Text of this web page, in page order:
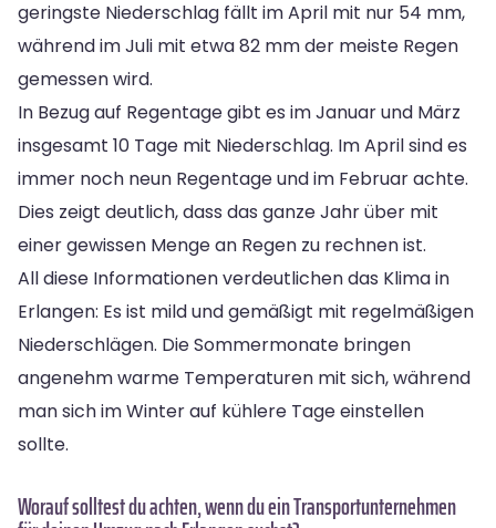
geringste Niederschlag fällt im April mit nur 54 mm,
während im Juli mit etwa 82 mm der meiste Regen
gemessen wird.
In Bezug auf Regentage gibt es im Januar und März
insgesamt 10 Tage mit Niederschlag. Im April sind es
immer noch neun Regentage und im Februar achte.
Dies zeigt deutlich, dass das ganze Jahr über mit
einer gewissen Menge an Regen zu rechnen ist.
All diese Informationen verdeutlichen das Klima in
Erlangen: Es ist mild und gemäßigt mit regelmäßigen
Niederschlägen. Die Sommermonate bringen
angenehm warme Temperaturen mit sich, während
man sich im Winter auf kühlere Tage einstellen
sollte.
Worauf solltest du achten, wenn du ein Transportunternehmen